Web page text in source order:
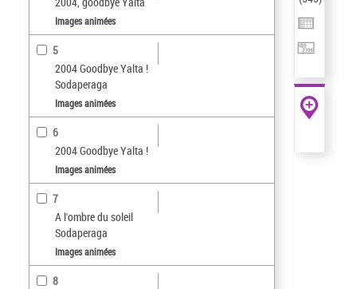
Images animées
5
2004 Goodbye Yalta !
Sodaperaga
Images animées
6
2004 Goodbye Yalta !
Images animées
7
A l'ombre du soleil
Sodaperaga
Images animées
8